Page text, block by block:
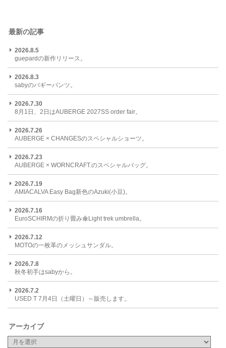
最新の記事
2026.8.5
guepardの新作リリース。
2026.8.3
sabyのバギーパンツ。
2026.7.30
8月1日、2日はAUBERGE 2027SS order fair。
2026.7.26
AUBERGE × CHANGESのスペシャルショーツ。
2026.7.23
AUBERGE × WORNCRAFT.のスペシャルバッグ。
2026.7.19
AMIACALVA Easy Bag新色のAzuki(小豆)。
2026.7.16
EuroSCHIRMの折り畳み傘Light trek umbrella。
2026.7.12
MOTOの一枚革のメッシュサンダル。
2026.7.8
秋冬初手はsabyから。
2026.7.2
USED T 7月4日（土曜日）～販売します。
アーカイブ